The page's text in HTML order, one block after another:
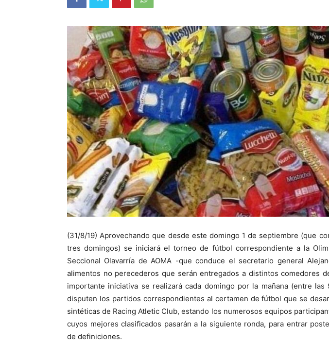
(31/8/19) Aprovechando que desde este domingo 1 de septiembre (que
tres domingos) se iniciará el torneo de fútbol correspondiente a la
Seccional Olavarría de AOMA -que conduce el secretario general
alimentos no perecederos que serán entregados a distintos comedores
importante iniciativa se realizará cada domingo por la mañana (entre
disputen los partidos correspondientes al certamen de fútbol que se
sintéticas de Racing Atletic Club, estando los numerosos equipos
cuyos mejores clasificados pasarán a la siguiente ronda, para entrar
de definiciones.